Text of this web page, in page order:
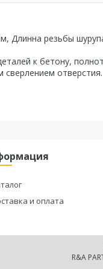
Длинна резьбы
к бетону,
сверлением отверстия.
и оплата